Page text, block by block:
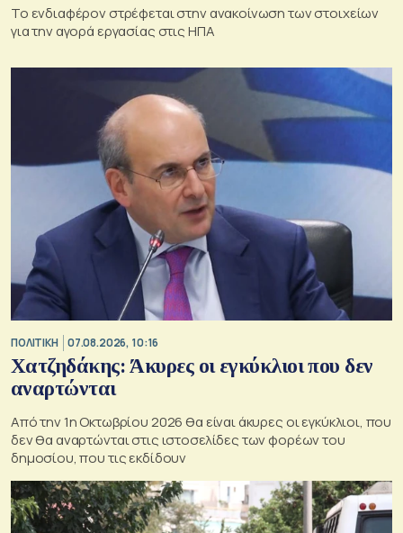
Το ενδιαφέρον στρέφεται στην ανακοίνωση των στοιχείων
για την αγορά εργασίας στις ΗΠΑ
ΠΟΛΙΤΙΚΗ 07.08.2026, 10:16
Χατζηδάκης: Άκυρες οι εγκύκλιοι που δεν
αναρτώνται
Από την 1η Οκτωβρίου 2026 θα είναι άκυρες οι εγκύκλιοι, που
δεν θα αναρτώνται στις ιστοσελίδες των φορέων του
δημοσίου, που τις εκδίδουν